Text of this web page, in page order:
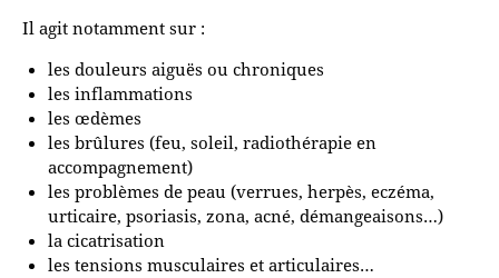
Il agit notamment sur :
les douleurs aiguës ou chroniques
les inflammations
les œdèmes
les brûlures (feu, soleil, radiothérapie en
accompagnement)
les problèmes de peau (verrues, herpès, eczéma,
urticaire, psoriasis, zona, acné, démangeaisons…)
la cicatrisation
les tensions musculaires et articulaires…